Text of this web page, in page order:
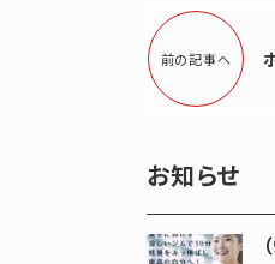
前の記事へ
お知らせ